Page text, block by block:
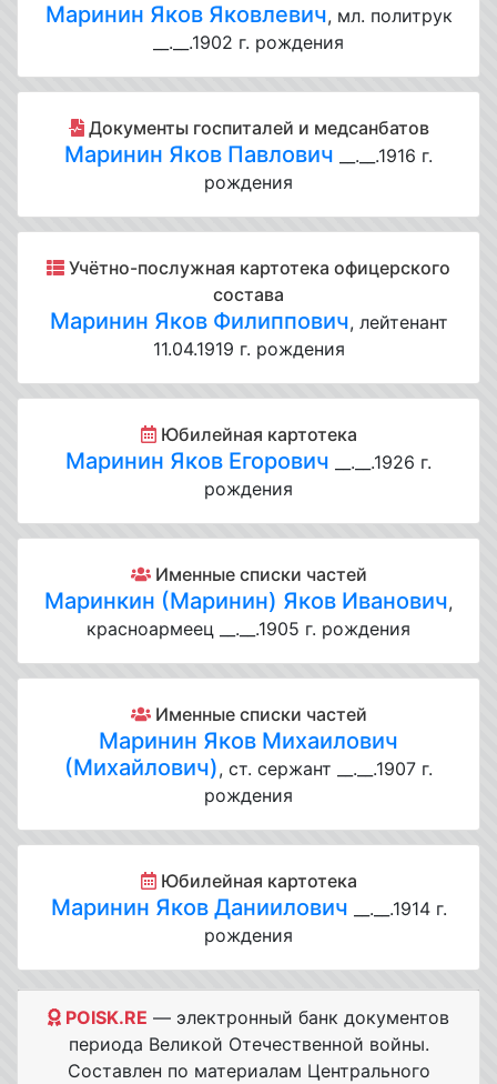
Маринин Яков Яковлевич, мл. политрук
__.__.1902 г. рождения
Документы госпиталей и медсанбатов
Маринин Яков Павлович __.__.1916 г.
рождения
Учётно-послужная картотека офицерского
состава
Маринин Яков Филиппович, лейтенант
11.04.1919 г. рождения
Юбилейная картотека
Маринин Яков Егорович __.__.1926 г.
рождения
Именные списки частей
Маринкин (Маринин) Яков Иванович,
красноармеец __.__.1905 г. рождения
Именные списки частей
Маринин Яков Михаилович
(Михайлович), ст. сержант __.__.1907 г.
рождения
Юбилейная картотека
Маринин Яков Даниилович __.__.1914 г.
рождения
POISK.RE — электронный банк документов
периода Великой Отечественной войны.
Составлен по материалам Центрального